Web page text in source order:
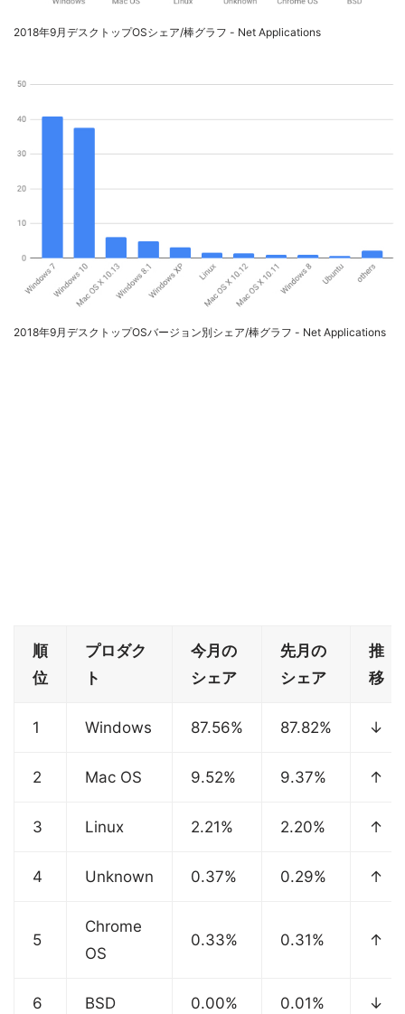
2018年9月デスクトップOSシェア/棒グラフ - Net Applications
2018年9月デスクトップOSバージョン別シェア/棒グラフ - Net Applications
順
位
プロダク
ト
今月の
シェア
先月の
シェア
推
移
1 Windows 87.56% 87.82% ↓
2 Mac OS 9.52% 9.37% ↑
3 Linux 2.21% 2.20% ↑
4 Unknown 0.37% 0.29% ↑
5
Chrome
OS
0.33% 0.31% ↑
6 BSD 0.00% 0.01% ↓